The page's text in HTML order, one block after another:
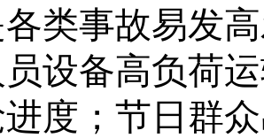
类事故易发
设备高负荷
度；节日群